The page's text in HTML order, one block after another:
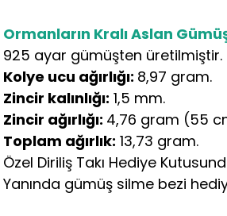
Ormanların Kralı Aslan
925 ayar gümüşten üretilmiştir.
Kolye ucu ağırlığı: 8,97 gram.
Zincir kalınlığı: 1,5 mm.
Zincir ağırlığı: 4,76 gram (55
Toplam ağırlık: 13,73 gram.
Özel Diriliş Takı Hediye
Yanında gümüş silme bezi